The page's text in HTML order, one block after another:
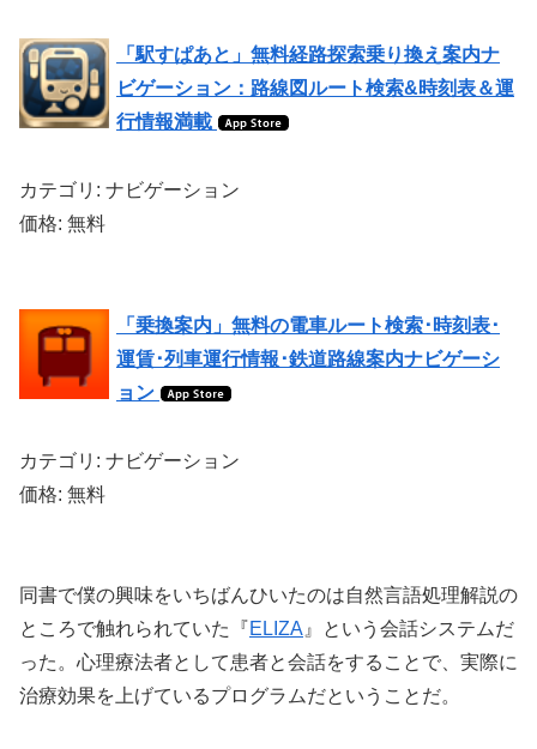
「駅すぱあと」無料経路探索乗り換え案内ナ
ビゲーション：路線図ルート検索&時刻表＆運
行情報満載
カテゴリ: ナビゲーション
価格: 無料
「乗換案内」無料の電車ルート検索･時刻表･
運賃･列車運行情報･鉄道路線案内ナビゲーシ
ョン
カテゴリ: ナビゲーション
価格: 無料
同書で僕の興味をいちばんひいたのは自然言語処理解説の
ところで触れられていた『ELIZA』という会話システムだ
った。心理療法者として患者と会話をすることで、実際に
治療効果を上げているプログラムだということだ。